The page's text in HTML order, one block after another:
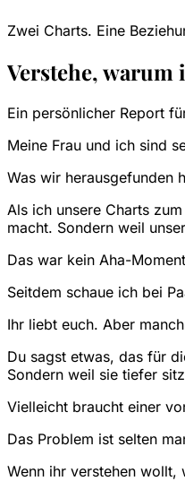
Zwei Charts. Eine
Verstehe, warum
Ein persönlicher Report
Meine Frau und ich sind
Was wir herausgefunden
Als ich unsere Charts
macht. Sondern weil
Das war kein Aha-
Seitdem schaue ich bei
Ihr liebt euch. Aber
Du sagst etwas, das für
Sondern weil sie tiefer
Vielleicht braucht einer
Das Problem ist selten
Wenn ihr verstehen wollt,